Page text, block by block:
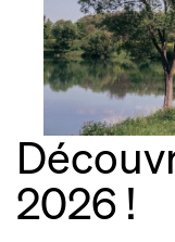
2026 !